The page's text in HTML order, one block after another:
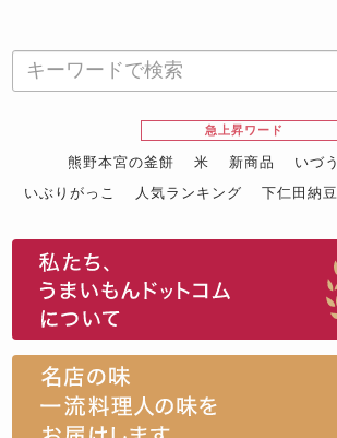
急上昇ワード
熊野本宮の釜餅 米 新商品 いづう
いぶりがっこ
人気ランキング 下仁田納豆